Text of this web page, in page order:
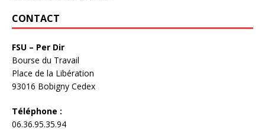
CONTACT
FSU – Per Dir
Bourse du Travail
Place de la Libération
93016 Bobigny Cedex
Téléphone :
06.36.95.35.94